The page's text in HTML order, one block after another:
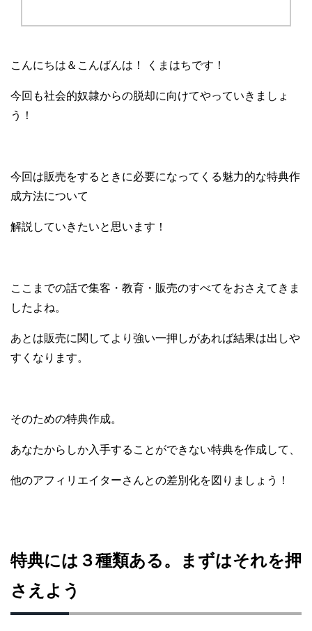
こんにちは＆こんばんは！ くまはちです！
今回も社会的奴隷からの脱却に向けてやっていきましょ
う！
今回は販売をするときに必要になってくる魅力的な特典作
成方法について
解説していきたいと思います！
ここまでの話で集客・教育・販売のすべてをおさえてきま
したよね。
あとは販売に関してより強い一押しがあれば結果は出しや
すくなります。
そのための特典作成。
あなたからしか入手することができない特典を作成して、
他のアフィリエイターさんとの差別化を図りましょう！
特典には３種類ある。まずはそれを押
さえよう